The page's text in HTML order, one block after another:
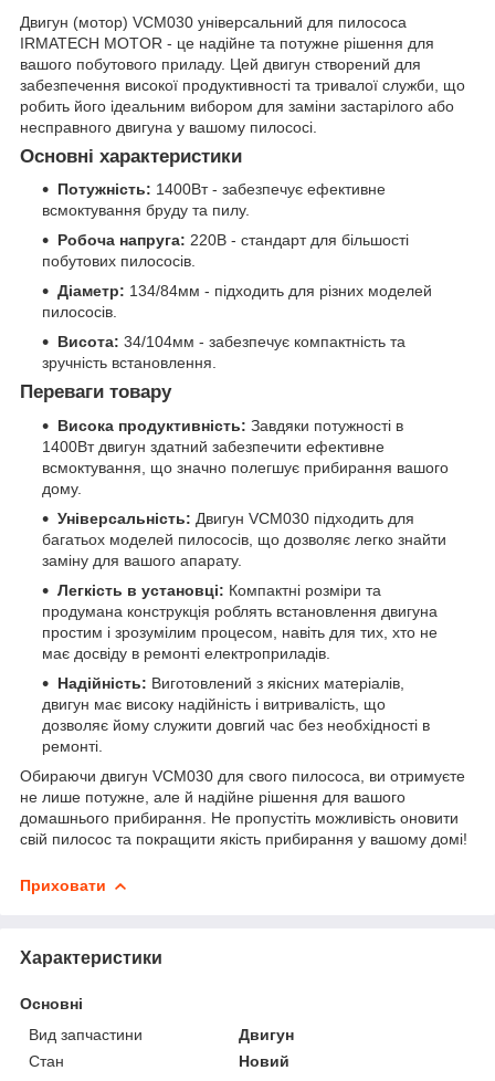
Двигун (мотор) VCM030 універсальний для пилососа
IRMATECH MOTOR - це надійне та потужне рішення для
вашого побутового приладу. Цей двигун створений для
забезпечення високої продуктивності та тривалої служби, що
робить його ідеальним вибором для заміни застарілого або
несправного двигуна у вашому пилососі.
Основні характеристики
Потужність: 1400Вт - забезпечує ефективне
всмоктування бруду та пилу.
Робоча напруга: 220В - стандарт для більшості
побутових пилососів.
Діаметр: 134/84мм - підходить для різних моделей
пилососів.
Висота: 34/104мм - забезпечує компактність та
зручність встановлення.
Переваги товару
Висока продуктивність: Завдяки потужності в
1400Вт двигун здатний забезпечити ефективне
всмоктування, що значно полегшує прибирання вашого
дому.
Універсальність: Двигун VCM030 підходить для
багатьох моделей пилососів, що дозволяє легко знайти
заміну для вашого апарату.
Легкість в установці: Компактні розміри та
продумана конструкція роблять встановлення двигуна
простим і зрозумілим процесом, навіть для тих, хто не
має досвіду в ремонті електроприладів.
Надійність: Виготовлений з якісних матеріалів,
двигун має високу надійність і витривалість, що
дозволяє йому служити довгий час без необхідності в
ремонті.
Обираючи двигун VCM030 для свого пилососа, ви отримуєте
не лише потужне, але й надійне рішення для вашого
домашнього прибирання. Не пропустіть можливість оновити
свій пилосос та покращити якість прибирання у вашому домі!
Приховати
Характеристики
Основні
Вид запчастини
Двигун
Стан
Новий